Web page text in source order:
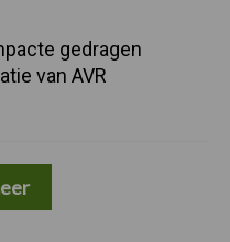
gedragen
van AVR